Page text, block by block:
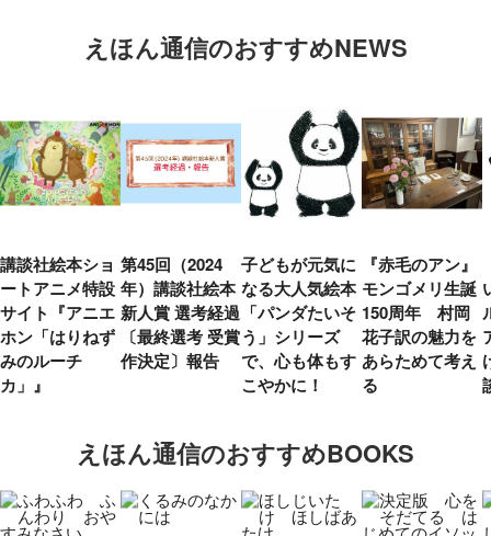
えほん通信のおすすめNEWS
講談社絵本ショ
ートアニメ特設
サイト『アニエ
ホン「はりねず
みのルーチ
カ」』
第45回（2024
年）講談社絵本
新人賞 選考経過
〔最終選考 受賞
作決定〕報告
子どもが元気に
なる大人気絵本
「パンダたいそ
う」シリーズ
で、心も体もす
こやかに！
『赤毛のアン』
モンゴメリ生誕
150周年 村岡
花子訳の魅力を
あらためて考え
る
えほん通信のおすすめBOOKS